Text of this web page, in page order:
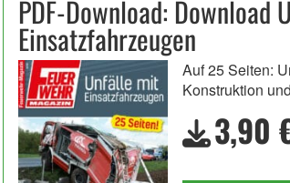
PDF-Download: Download
Einsatzfahrzeugen
Auf 25 Seiten:
Konstruktion
3,90